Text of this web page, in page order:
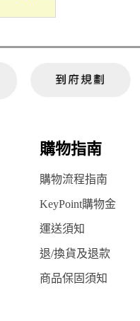
購物指南
購物流程指南
KeyPoint購物金
運送須知
退/換貨及退款
商品保固須知